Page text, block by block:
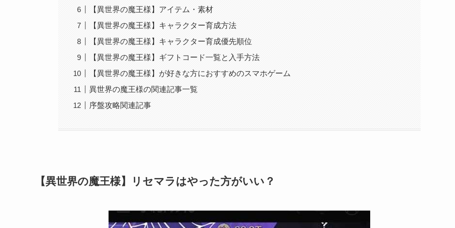
【異世界の魔王様】アイテム・素材
【異世界の魔王様】キャラクター育成方法
【異世界の魔王様】キャラクター育成優先順位
【異世界の魔王様】ギフトコード一覧と入手方法
【異世界の魔王様】が好きな方におすすめのスマホゲーム
異世界の魔王様の関連記事一覧
序盤攻略関連記事
【異世界の魔王様】リセマラはやった方がいい？